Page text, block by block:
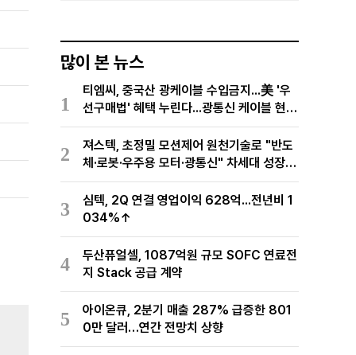
많이 본 뉴스
1
티엠씨, 중국산 광케이블 수입금지...美 '우
선구매법' 혜택 누린다...광통신 케이블 현지
생산
2
져스텍, 초정밀 모션제어 원천기술로 "반도
체·로봇·우주용 모터·광통신" 차세대 성장동
력 재편
3
심텍, 2Q 연결 영업이익 628억...전년비 1
034%↑
4
두산퓨얼셀, 1087억원 규모 SOFC 연료전
지 Stack 공급 계약
5
아이온큐, 2분기 매출 287% 급증한 801
0만 달러…연간 전망치 상향